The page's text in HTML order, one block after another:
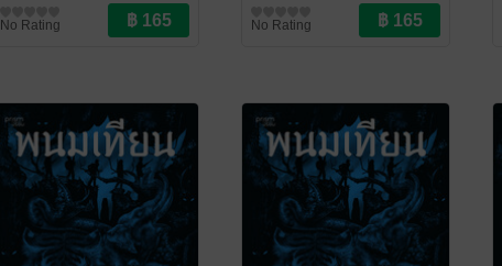
นิยายผจญภัย/บู๊แอกชัน
No Rating
นิยายผจญภัย/บู๊แอกชัน
No Rating